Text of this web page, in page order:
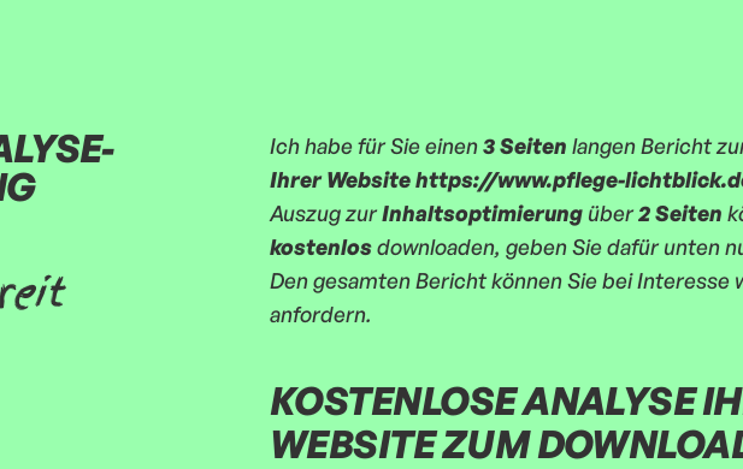
Ich habe für Sie einen3 Seiten langen Bericht
Ihrer Website https://www.pflege-
Auszug zurInhaltsoptimierung über2 Seiten
kostenlosdownloaden, geben Sie dafür unten
Den gesamten Bericht können Sie bei Interesse
anfordern.
KOSTENLOSE ANALYSE
WEBSITE ZUM